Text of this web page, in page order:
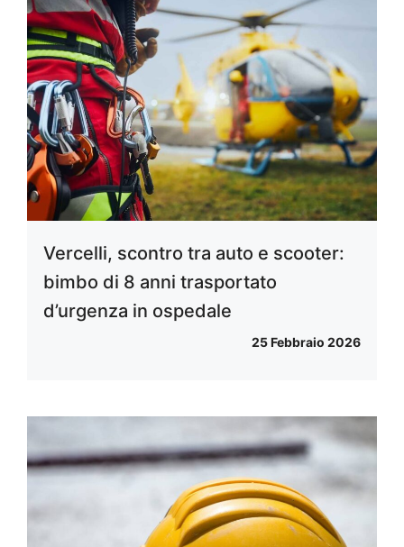
Vercelli, scontro tra auto e scooter:
bimbo di 8 anni trasportato
d’urgenza in ospedale
25 Febbraio 2026